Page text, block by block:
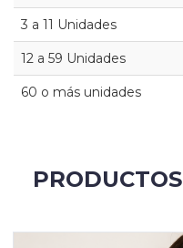
3 a 11 Unidades
12 a 59 Unidades
60 o más unidades